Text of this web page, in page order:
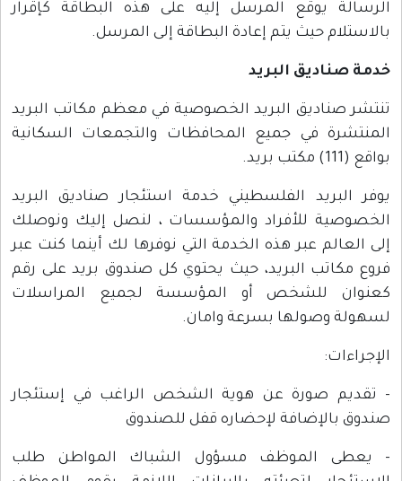
الرسالة يوقع المرسل إليه على هذه البطاقة كإقرار
بالاستلام حيث يتم إعادة البطاقة إلى المرسل.
خدمة صناديق البريد
تنتشر صناديق البريد الخصوصية في معظم مكاتب البريد
المنتشرة في جميع المحافظات والتجمعات السكانية
بواقع (111) مكتب بريد.
يوفر البريد الفلسطيني خدمة استئجار صناديق البريد
الخصوصية للأفراد والمؤسسات ، لنصل إليك ونوصلك
إلى العالم عبر هذه الخدمة التي نوفرها لك أينما كنت عبر
فروع مكاتب البريد، حيث يحتوي كل صندوق بريد على رقم
كعنوان للشخص أو المؤسسة لجميع المراسلات
لسهولة وصولها بسرعة وامان.
الإجراءات:
- تقديم صورة عن هوية الشخص الراغب في إستئجار
صندوق بالإضافة لإحضاره قفل للصندوق
- يعطى الموظف مسؤول الشباك المواطن طلب